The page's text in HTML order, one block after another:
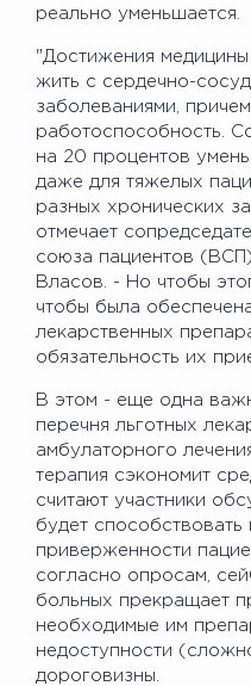
реально уменьшается.
"Достижения
жить с сердечно-
заболеваниями,
работоспособность.
на 20 процентов
даже для тяжелых
разных хронических
отмечает
союза пациентов
Власов. - Но чтобы
чтобы была
лекарственных
обязательность их
В этом - еще одна
перечня льготных
амбулаторного
терапия сэкономит
считают участники
будет
приверженности
согласно опросам,
больных прекращает
необходимые им
недоступности
дороговизны.